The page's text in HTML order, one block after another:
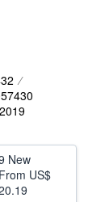
2019
New
From US$